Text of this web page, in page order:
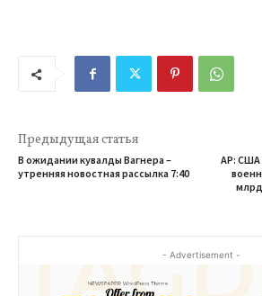
Предыдущая статья
В ожидании кувалды Вагнера –
утренняя новостная рассылка 7:40
AP: США
- Advertisement -